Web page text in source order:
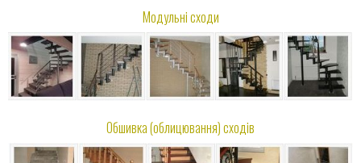
Модульні сходи
Обшивка (облицювання) сходів